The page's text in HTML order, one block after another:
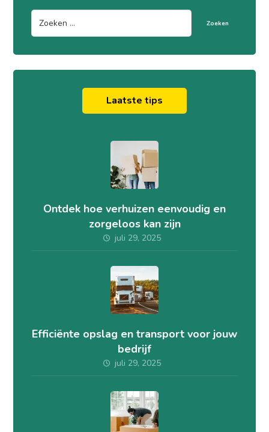
Zoeken
Laatste tips
Ontdek hoe verhuizen eenvoudig en
zorgeloos kan zijn
juli 29, 2025
Efficiënte opslag en transport voor jouw
bedrijf
juli 29, 2025